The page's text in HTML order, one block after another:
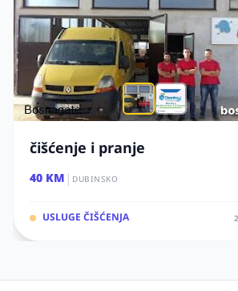
čišćenje i pranje
40 KM| DUBINSKO
USLUGE ČIŠĆENJA